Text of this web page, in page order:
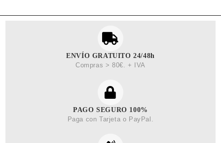
ENVÍO GRATUITO 24/48h
Compras > 80€. + IVA
PAGO SEGURO 100%
Paga con Tarjeta o PayPal.